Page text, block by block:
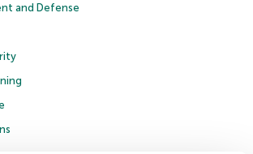
and Defense